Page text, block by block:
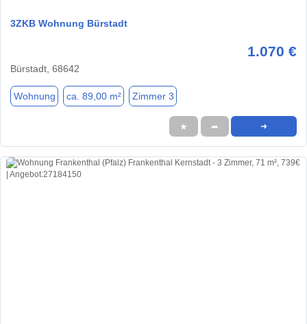
3ZKB Wohnung Bürstadt
1.070 €
Bürstadt, 68642
Wohnung ca. 89,00 m² Zimmer 3
★ ➦ ➜